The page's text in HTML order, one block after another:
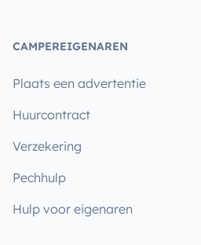
CAMPEREIGENAREN
Plaats een advertentie
Huurcontract
Verzekering
Pechhulp
Hulp voor eigenaren